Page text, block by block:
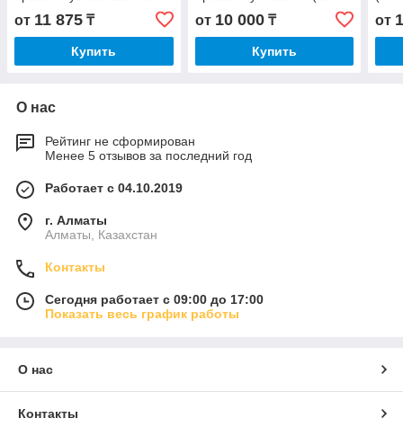
от 11 875 ₸
Купить
от 10 000₸
Купить
от
О нас
Рейтинг не сформирован
Менее 5 отзывов за последний год
Работает с 04.10.2019
г. Алматы
Алматы, Казахстан
Контакты
Сегодня работает с 09:00 до 17:00
Показать весь график работы
О нас
Контакты